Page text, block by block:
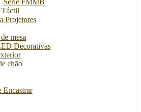
Série FMMB
Táctil
Projetores
mesa
Decorativas
chão
Encastrar